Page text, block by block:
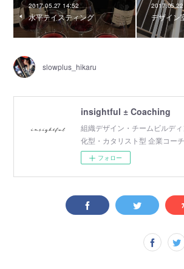
2017.05.27 14:52
水平テイスティング デザイン
slowplus_hikaru
insightful ± Coaching
組織デザイン・チームビルデ
化型・カタリスト型 企業コ
フォロー